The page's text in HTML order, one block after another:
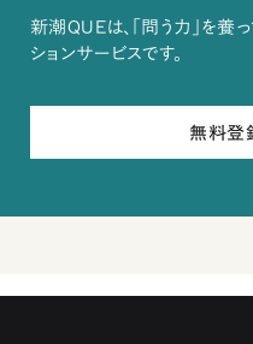
新潮QUEは、「問う力」を養
ションサービスです。
無料登